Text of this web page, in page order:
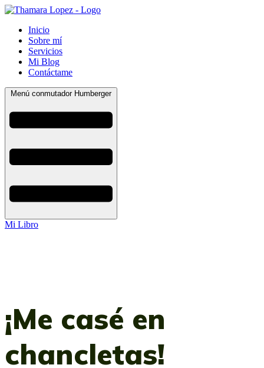
Inicio
Sobre mí
Servicios
Mi Blog
Contáctame
Menú conmutador Humberger
Mi Libro
¡Me casé en
chancletas!